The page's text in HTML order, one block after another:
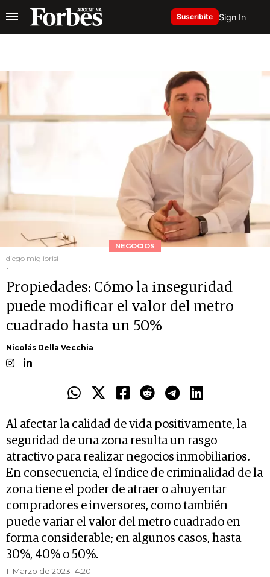
Suscribite Sign In
NEGOCIOS
diego migliorisi
-
Propiedades: Cómo la inseguridad
puede modificar el valor del metro
cuadrado hasta un 50%
Nicolás Della Vecchia
Al afectar la calidad de vida positivamente, la
seguridad de una zona resulta un rasgo
atractivo para realizar negocios inmobiliarios.
En consecuencia, el índice de criminalidad de la
zona tiene el poder de atraer o ahuyentar
compradores e inversores, como también
puede variar el valor del metro cuadrado en
forma considerable; en algunos casos, hasta
30%, 40% o 50%.
11 Marzo de 2023 14.20